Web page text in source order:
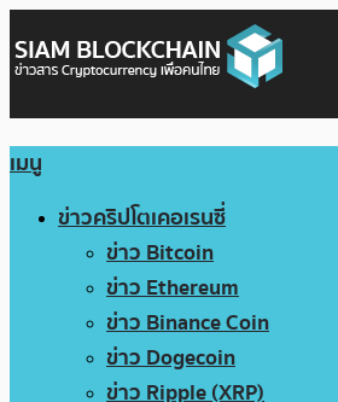
เมนู
ข่าวคริปโตเคอเรนซี่
ข่าว Bitcoin
ข่าว Ethereum
ข่าว Binance Coin
ข่าว Dogecoin
ข่าว Ripple (XRP)